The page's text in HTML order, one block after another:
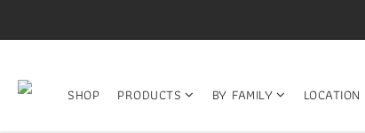
SHOP PRODUCTS BY FAMILY LOCATION